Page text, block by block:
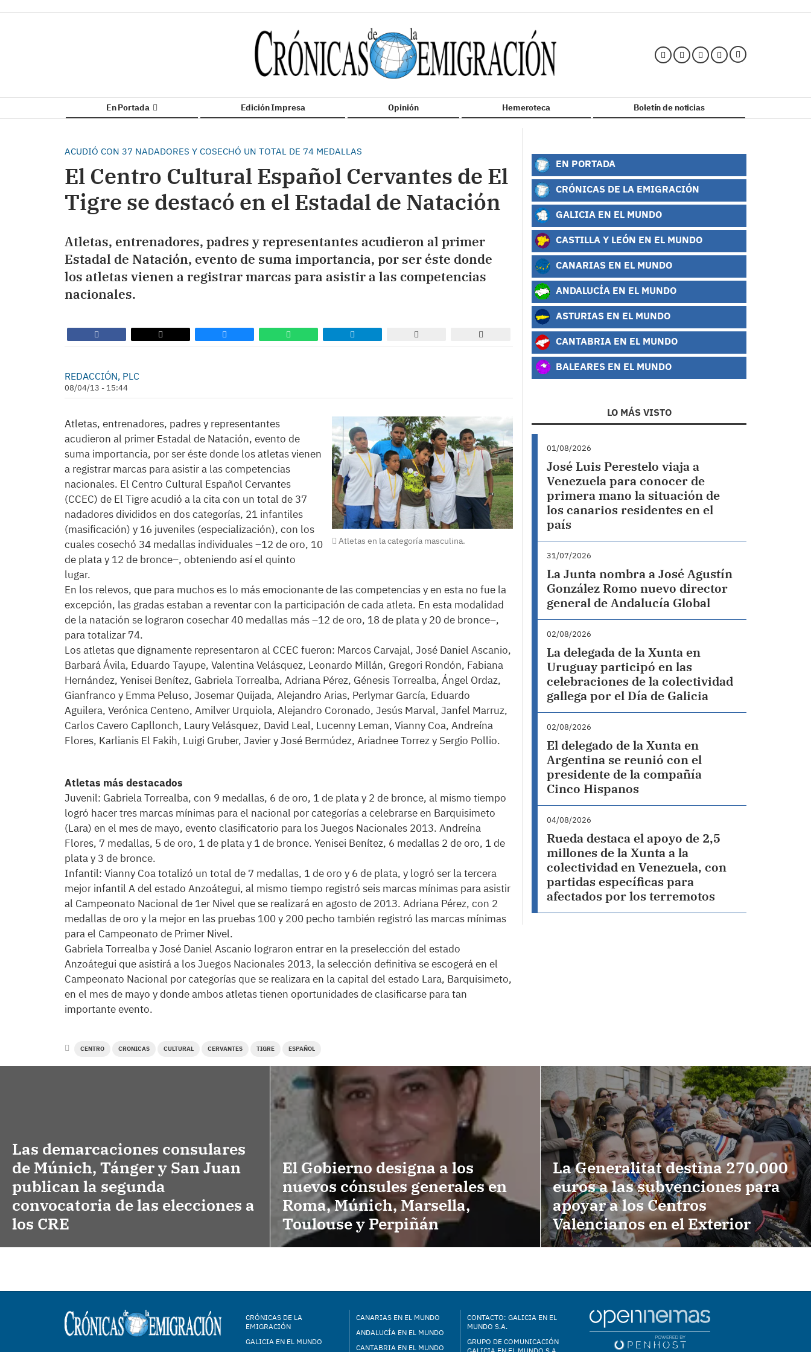
En Portada Edición Impresa Opinión Hemeroteca Boletín de noticias
ACUDIÓ CON 37 NADADORES Y COSECHÓ UN TOTAL DE 74 MEDALLAS
El Centro Cultural Español Cervantes de El
Tigre se destacó en el Estadal de Natación
Atletas, entrenadores, padres y representantes acudieron al primer
Estadal de Natación, evento de suma importancia, por ser éste donde
los atletas vienen a registrar marcas para asistir a las competencias
nacionales.
REDACCIÓN, PLC
08/04/13 - 15:44
Atletas en la categoría masculina.
Atletas, entrenadores, padres y representantes
acudieron al primer Estadal de Natación, evento de
suma importancia, por ser éste donde los atletas vienen
a registrar marcas para asistir a las competencias
nacionales. El Centro Cultural Español Cervantes
(CCEC) de El Tigre acudió a la cita con un total de 37
nadadores divididos en dos categorías, 21 infantiles
(masificación) y 16 juveniles (especialización), con los
cuales cosechó 34 medallas individuales –12 de oro, 10
de plata y 12 de bronce–, obteniendo así el quinto
lugar.
En los relevos, que para muchos es lo más emocionante de las competencias y en esta no fue la
excepción, las gradas estaban a reventar con la participación de cada atleta. En esta modalidad
de la natación se lograron cosechar 40 medallas más –12 de oro, 18 de plata y 20 de bronce–,
para totalizar 74.
Los atletas que dignamente representaron al CCEC fueron: Marcos Carvajal, José Daniel Ascanio,
Barbará Ávila, Eduardo Tayupe, Valentina Velásquez, Leonardo Millán, Gregori Rondón, Fabiana
Hernández, Yenisei Benítez, Gabriela Torrealba, Adriana Pérez, Génesis Torrealba, Ángel Ordaz,
Gianfranco y Emma Peluso, Josemar Quijada, Alejandro Arias, Perlymar García, Eduardo
Aguilera, Verónica Centeno, Amilver Urquiola, Alejandro Coronado, Jesús Marval, Janfel Marruz,
Carlos Cavero Capllonch, Laury Velásquez, David Leal, Lucenny Leman, Vianny Coa, Andreína
Flores, Karlianis El Fakih, Luigi Gruber, Javier y José Bermúdez, Ariadnee Torrez y Sergio Pollio.
Atletas más destacados
Juvenil: Gabriela Torrealba, con 9 medallas, 6 de oro, 1 de plata y 2 de bronce, al mismo tiempo
logró hacer tres marcas mínimas para el nacional por categorías a celebrarse en Barquisimeto
(Lara) en el mes de mayo, evento clasificatorio para los Juegos Nacionales 2013. Andreína
Flores, 7 medallas, 5 de oro, 1 de plata y 1 de bronce. Yenisei Benítez, 6 medallas 2 de oro, 1 de
plata y 3 de bronce.
Infantil: Vianny Coa totalizó un total de 7 medallas, 1 de oro y 6 de plata, y logró ser la tercera
mejor infantil A del estado Anzoátegui, al mismo tiempo registró seis marcas mínimas para asistir
al Campeonato Nacional de 1er Nivel que se realizará en agosto de 2013. Adriana Pérez, con 2
medallas de oro y la mejor en las pruebas 100 y 200 pecho también registró las marcas mínimas
para el Campeonato de Primer Nivel.
Gabriela Torrealba y José Daniel Ascanio lograron entrar en la preselección del estado
Anzoátegui que asistirá a los Juegos Nacionales 2013, la selección definitiva se escogerá en el
Campeonato Nacional por categorías que se realizara en la capital del estado Lara, Barquisimeto,
en el mes de mayo y donde ambos atletas tienen oportunidades de clasificarse para tan
importante evento.
CENTRO CRONICAS CULTURAL CERVANTES TIGRE ESPAÑOL
EN PORTADA
CRÓNICAS DE LA EMIGRACIÓN
GALICIA EN EL MUNDO
CASTILLA Y LEÓN EN EL MUNDO
CANARIAS EN EL MUNDO
ANDALUCÍA EN EL MUNDO
ASTURIAS EN EL MUNDO
CANTABRIA EN EL MUNDO
BALEARES EN EL MUNDO
LO MÁS VISTO
01/08/2026
José Luis Perestelo viaja a
Venezuela para conocer de
primera mano la situación de
los canarios residentes en el
país
31/07/2026
La Junta nombra a José Agustín
González Romo nuevo director
general de Andalucía Global
02/08/2026
La delegada de la Xunta en
Uruguay participó en las
celebraciones de la colectividad
gallega por el Día de Galicia
02/08/2026
El delegado de la Xunta en
Argentina se reunió con el
presidente de la compañía
Cinco Hispanos
04/08/2026
Rueda destaca el apoyo de 2,5
millones de la Xunta a la
colectividad en Venezuela, con
partidas específicas para
afectados por los terremotos
Las demarcaciones consulares
de Múnich, Tánger y San Juan
publican la segunda
convocatoria de las elecciones a
los CRE
El Gobierno designa a los
nuevos cónsules generales en
Roma, Múnich, Marsella,
Toulouse y Perpiñán
La Generalitat destina 270.000
euros a las subvenciones para
apoyar a los Centros
Valencianos en el Exterior
CRÓNICAS DE LA
EMIGRACIÓN
GALICIA EN EL MUNDO
CANARIAS EN EL MUNDO
ANDALUCÍA EN EL MUNDO
CANTABRIA EN EL MUNDO
CONTACTO: GALICIA EN EL
MUNDO S.A.
GRUPO DE COMUNICACIÓN